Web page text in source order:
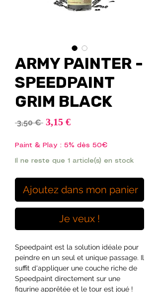
ARMY PAINTER -
SPEEDPAINT
GRIM BLACK
3,50 € Prix
3,15 €Prix
Paint & Play : 5% dès 50€
Il ne reste que 1 article(s) en stock
Ajoutez dans mon panier
Je veux !
Speedpaint est la solution idéale pour
peindre en un seul et unique passage. Il
suffit d'appliquer une couche riche de
Speedpaint directement sur une
figurine apprêtée et le tour est joué !